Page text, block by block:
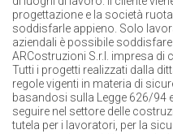
progettazione e la società
soddisfarle appieno. Solo
aziendali è possibile
ARCostruzioni S.r.l. impresa
Tutti i progetti realizzati dalla
regole vigenti in materia di
basandosi sulla Legge 626/94
seguire nel settore delle
tutela per i lavoratori, per la